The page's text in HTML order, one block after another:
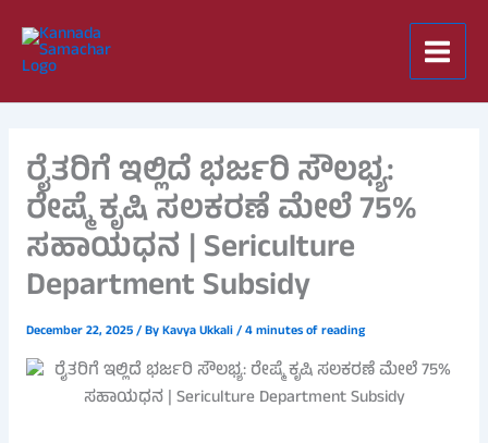
content
ರೈತರಿಗೆ ಇಲ್ಲಿದೆ ಭರ್ಜರಿ ಸೌಲಭ್ಯ:
ರೇಷ್ಮೆ ಕೃಷಿ ಸಲಕರಣೆ ಮೇಲೆ 75%
ಸಹಾಯಧನ | Sericulture
Department Subsidy
December 22, 2025/ ByKavya Ukkali/4 minutes of reading